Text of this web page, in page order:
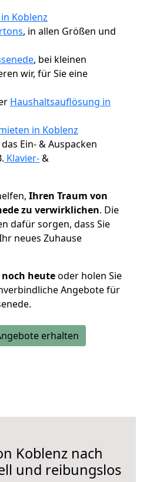
Koblenz
, in allen Größen und
, bei kleinen
wir, für Sie eine
Haushaltsauflösung in
in Koblenz
Ein- & Auspacken
Klavier-&
Ihren Traum von
zu verwirklichen. Die
dafür sorgen, dass Sie
neues Zuhause
heuteoder holen Sie
Angebote für
erhalten
Koblenz nach
und reibungslos